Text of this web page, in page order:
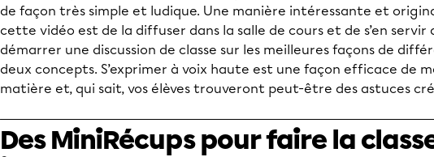
de façon très simple et ludique. Une manière intéressante et
cette vidéo est de la diffuser dans la salle de cours et de s’en servir
démarrer une discussion de classe sur les meilleures façons de
deux concepts. S’exprimer à voix haute est une façon efficace de
matière et, qui sait, vos élèves trouveront peut-être des astuces
Des MiniRécups pour faire la